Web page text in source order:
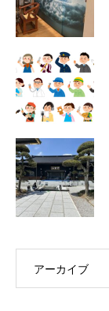
アーカイブ